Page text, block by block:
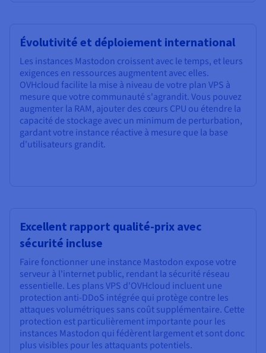
Évolutivité et déploiement international
Les instances Mastodon croissent avec le temps, et leurs
exigences en ressources augmentent avec elles.
OVHcloud facilite la mise à niveau de votre plan VPS à
mesure que votre communauté s'agrandit. Vous pouvez
augmenter la RAM, ajouter des cœurs CPU ou étendre la
capacité de stockage avec un minimum de perturbation,
gardant votre instance réactive à mesure que la base
d'utilisateurs grandit.
Excellent rapport qualité-prix avec
sécurité incluse
Faire fonctionner une instance Mastodon expose votre
serveur à l'internet public, rendant la sécurité réseau
essentielle. Les plans VPS d'OVHcloud incluent une
protection anti-DDoS intégrée qui protège contre les
attaques volumétriques sans coût supplémentaire. Cette
protection est particulièrement importante pour les
instances Mastodon qui fédèrent largement et sont donc
plus visibles pour les attaquants potentiels.